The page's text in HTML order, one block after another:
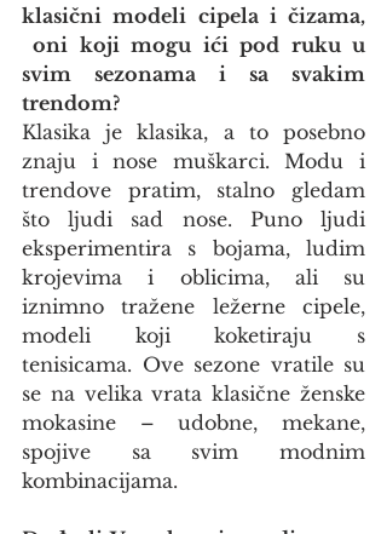
klasični modeli cipela i čizama,
oni koji mogu ići pod ruku u
svim sezonama i sa svakim
trendom?
Klasika je klasika, a to posebno
znaju i nose muškarci. Modu i
trendove pratim, stalno gledam
što ljudi sad nose. Puno ljudi
eksperimentira s bojama, ludim
krojevima i oblicima, ali su
iznimno tražene ležerne cipele,
modeli koji koketiraju s
tenisicama. Ove sezone vratile su
se na velika vrata klasične ženske
mokasine – udobne, mekane,
spojive sa svim modnim
kombinacijama.